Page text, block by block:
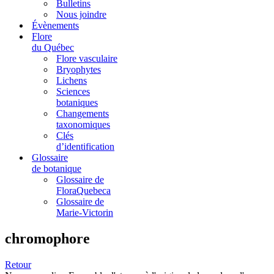
Bulletins
Nous joindre
Évènements
Flore
du Québec
Flore vasculaire
Bryophytes
Lichens
Sciences
botaniques
Changements
taxonomiques
Clés
d’identification
Glossaire
de botanique
Glossaire de
FloraQuebeca
Glossaire de
Marie-Victorin
chromophore
Retour